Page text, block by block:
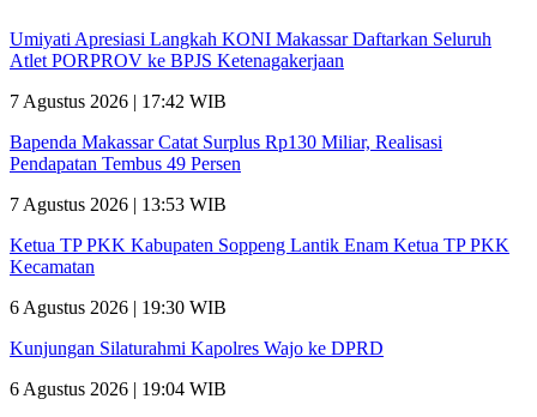
Umiyati Apresiasi Langkah KONI Makassar Daftarkan Seluruh
Atlet PORPROV ke BPJS Ketenagakerjaan
7 Agustus 2026 | 17:42 WIB
Bapenda Makassar Catat Surplus Rp130 Miliar, Realisasi
Pendapatan Tembus 49 Persen
7 Agustus 2026 | 13:53 WIB
Ketua TP PKK Kabupaten Soppeng Lantik Enam Ketua TP PKK
Kecamatan
6 Agustus 2026 | 19:30 WIB
Kunjungan Silaturahmi Kapolres Wajo ke DPRD
6 Agustus 2026 | 19:04 WIB